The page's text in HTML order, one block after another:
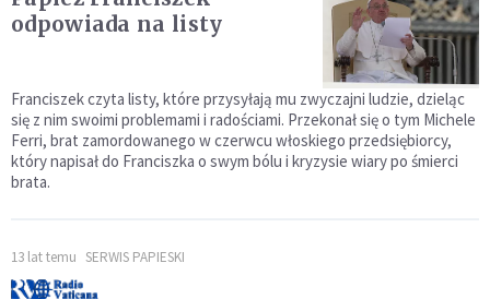
odpowiada na listy
Franciszek czyta listy, które przysyłają mu zwyczajni ludzie, dzieląc
się z nim swoimi problemami i radościami. Przekonał się o tym Michele
Ferri, brat zamordowanego w czerwcu włoskiego przedsiębiorcy,
który napisał do Franciszka o swym bólu i kryzysie wiary po śmierci
brata.
13 lat temu SERWIS PAPIESKI